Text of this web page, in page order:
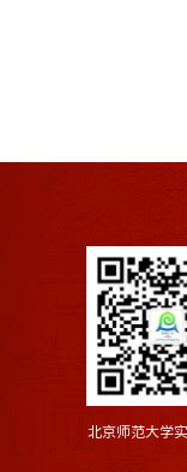
北京师范大学